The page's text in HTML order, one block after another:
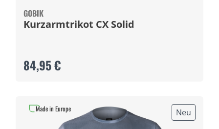
GOBIK
Kurzarmtrikot CX Solid
84,95 €
Neu
Made in Europe